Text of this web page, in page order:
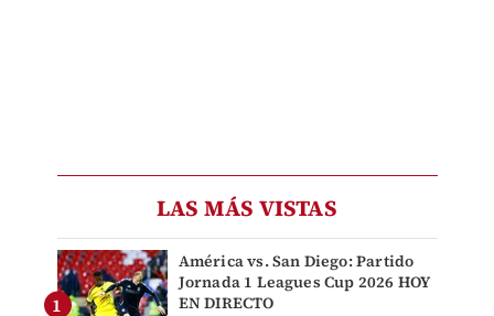
LAS MÁS VISTAS
América vs. San Diego: Partido
Jornada 1 Leagues Cup 2026 HOY
EN DIRECTO